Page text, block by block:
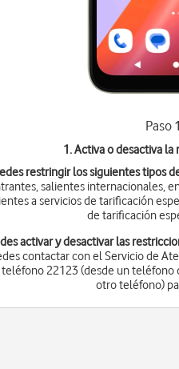
Paso
1. Activa o desactiva
restringir los siguientes tipos
salientes internacionales,
a servicios de tarificación
de tarificación
activar y desactivar las
contactar con el Servicio de
teléfono 22123 (desde un teléfono
otro teléfono)